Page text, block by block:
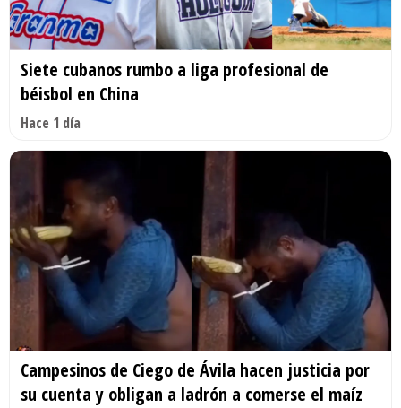
Siete cubanos rumbo a liga profesional de
béisbol en China
Hace 1 día
Campesinos de Ciego de Ávila hacen justicia por
su cuenta y obligan a ladrón a comerse el maíz